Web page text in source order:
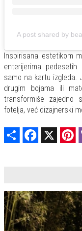
A post shared by
Inspirisana estetikom
enterijerima
samo na kartu izgleda.
drugim bojama ili
transformiše zajedno
fotelja, već dizajnerski
Share Facebook